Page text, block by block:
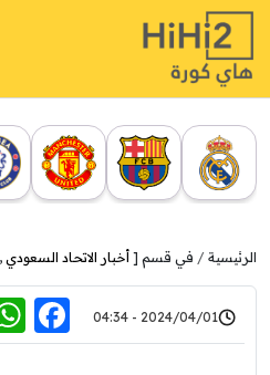
الرئيسية في قسم [ أخبار الاتحاد السعودي ,
2024/04/01 - 04:34